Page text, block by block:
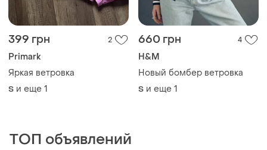
399 грн 2
Primark
Яркая ветровка
S и еще 1
660 грн 4
H&M
Новый бомбер ветровка
S и еще 1
ТОП объявлений